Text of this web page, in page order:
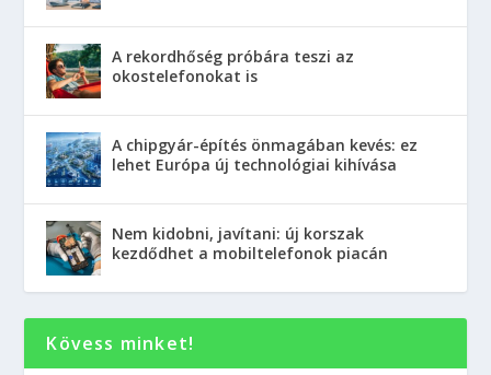
A rekordhőség próbára teszi az
okostelefonokat is
A chipgyár-építés önmagában kevés: ez
lehet Európa új technológiai kihívása
Nem kidobni, javítani: új korszak
kezdődhet a mobiltelefonok piacán
Kövess minket!